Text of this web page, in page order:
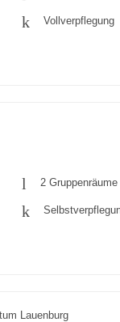
Vollverpflegung
2 Gruppenräume
Lauenburg